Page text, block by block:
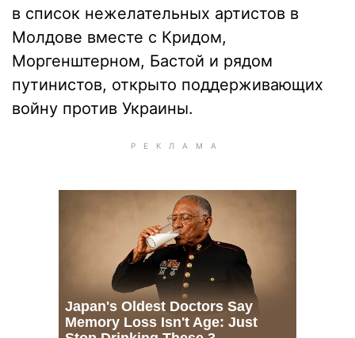
в список нежелательных артистов в
Молдове вместе с Кридом,
Моргенштерном, Бастой и рядом
путинистов, открыто поддерживающих
войну против Украины.